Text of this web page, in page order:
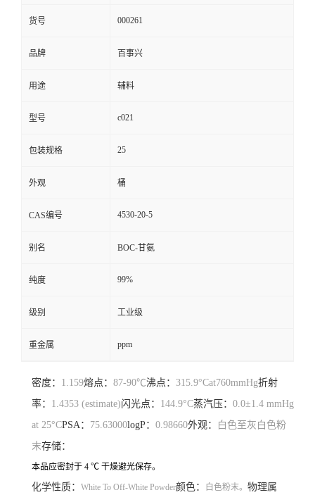
货号 000261
品牌 百事兴
用途 辅料
型号 c021
包装规格 25
外观 桶
CAS编号 4530-20-5
别名 BOC-甘氨
纯度 99%
级别 工业级
重金属 ppm
密度： 1.159熔点： 87-90℃沸点： 315.9°Cat760mmHg折射
率： 1.4353 (estimate)闪光点： 144.9°C蒸汽压： 0.0±1.4 mmHg
at 25°CPSA： 75.63000logP： 0.98660外观：
白色至灰白色粉
末存储：
本品应密封于 4 ℃ 干燥避光保存。
化学性质： White To Off-White Powder颜色： 白色粉末。 物理属